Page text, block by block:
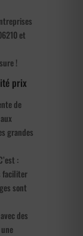
et
!
prix
de
grandes
:
faciliter
sont
des